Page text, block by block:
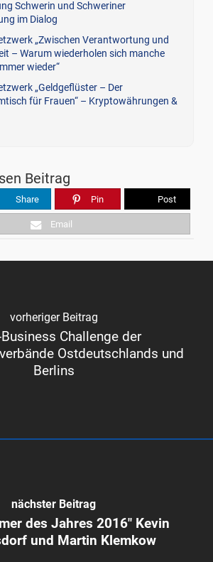
Schwerin und Schweriner
im Dialog
„Zwischen Verantwortung und
– Warum wiederholen sich manche
wieder“
„Geldgeflüster – Der
für Frauen“ – Kryptowährungen &
Beitrag
Share Pin Post
Email
vorheriger Beitrag
Business Challenge der
Ostdeutschlands und
Berlins
nächster Beitrag
des Jahres 2016" Kevin
und Martin Klemkow